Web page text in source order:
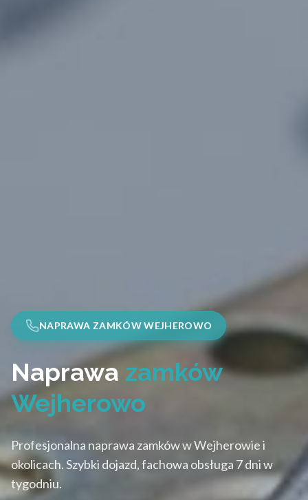
NAPRAWA ZAMKÓW WEJHEROWO
Naprawa zamków
Wejherowo
Profesjonalna naprawa zamków w Wejherowie i
okolicach. Szybki dojazd, fachowa obsługa 7 dni w
tygodniu.